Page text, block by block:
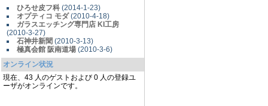
ひろせ皮フ科 (2014-1-23)
オプティコ モダ(2010-4-18)
ガラスエッチング専門店 KI工房
(2010-3-27)
石神井新聞 (2010-3-13)
極真会館 阪南道場 (2010-3-6)
オンライン状況
現在、43 人のゲストおよび 0 人の登録ユ
ーザがオンラインです。